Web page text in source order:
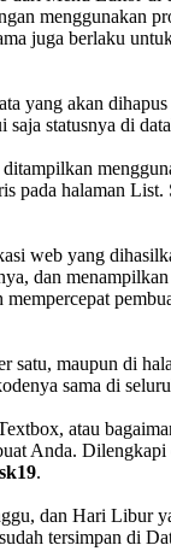
menggunakan
juga berlaku
yang akan
statusnya di
pada halaman
web yang
dan
satu, maupun di
sama di
atau
Anda.
.
dan Hari Libur
tersimpan di